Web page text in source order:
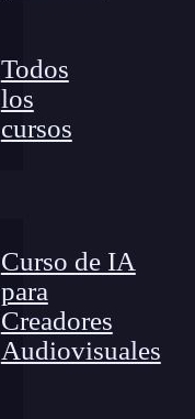
Todos
los
cursos
Curso de IA
para
Creadores
Audiovisuales